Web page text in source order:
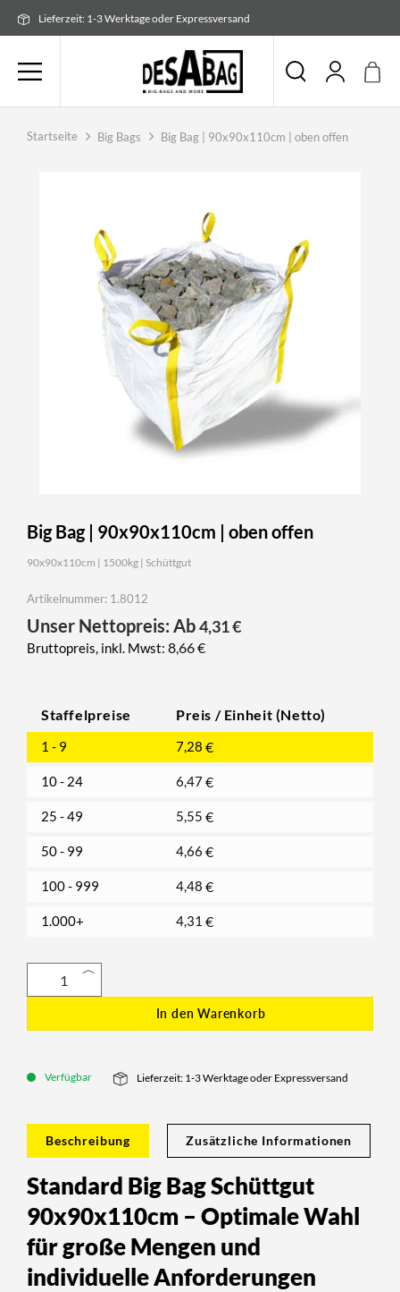
Inhalt
Lieferzeit: 1-3 Werktage oder Expressversand
Startseite Big Bags Big Bag | 90x90x110cm | oben offen
Big Bag | 90x90x110cm | oben offen
90x90x110cm | 1500kg | Schüttgut
Artikelnummer: 1.8012
Unser Nettopreis: Ab4,31€
Bruttopreis, inkl. Mwst: 8,66€
Staffelpreise Preis / Einheit (Netto)
1 - 9 7,28 €
10 - 24 6,47€
25 - 49 5,55 €
50 - 99 4,66 €
100 - 999 4,48 €
1.000+ 4,31 €
In den Warenkorb
Verfügbar Lieferzeit: 1-3 Werktage oder Expressversand
Beschreibung Zusätzliche Informationen
Standard Big Bag Schüttgut
90x90x110cm – Optimale Wahl
für große Mengen und
individuelle Anforderungen